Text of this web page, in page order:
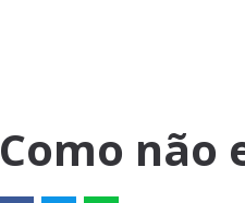
Como não